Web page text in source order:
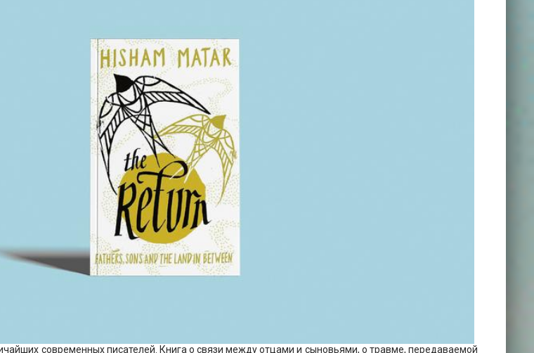
современных писателей. Книга о связи между отцами и сыновьями, о травме, передаваемой